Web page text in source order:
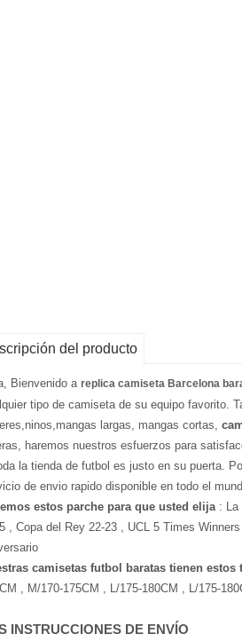
del producto
Bienvenido a replica camiseta Barcelona
tipo de camiseta de su equipo favorito.
largas, mangas cortas,
haremos nuestros esfuerzos para
la tienda de futbol es justo en su puerta.
de envio rapido disponible en todo el
estos parche para que usted elija : La
, Copa del Rey 22-23 , UCL 5 Times
camisetas futbol baratas tienen
, M/170-175CM , L/175-180CM , L/175-
INSTRUCCIONES DE ENVÍO